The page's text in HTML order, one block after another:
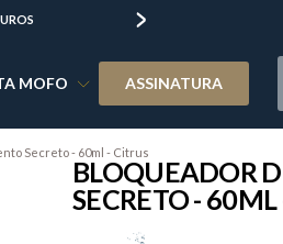
FRETE GRÁTIS
MOFO ASSINATURA
Secreto - 60ml - Citrus
BLOQUEADOR
SECRETO - 60ML